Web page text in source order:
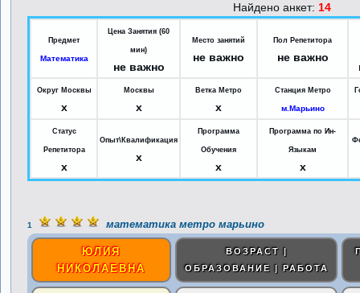
Найдено анкет: 14
Предмет
Математика
Цена Занятия (60
мин)
не важно
Место занятий
не важно
Пол Репетитора
не важно
Округ Москвы
x
Москвы
x
Ветка Метро
x
Станция Метро
м.Марьино
Статус
Репетитора
x
Опыт\Квалификация
x
Программа
Обучения
x
Программа по Ин-
Языкам
x
1 математика метро марьино
ЮЛИЯ
НИКОЛАЕВНА
ВОЗРАСТ |
ОБРАЗОВАНИЕ | РАБОТА